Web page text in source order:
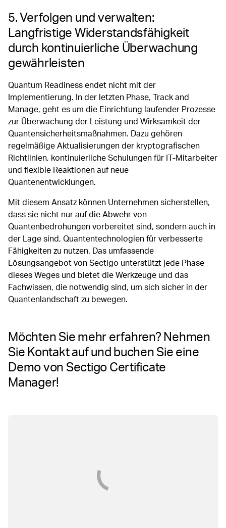
5. Verfolgen und verwalten:
Langfristige Widerstandsfähigkeit
durch kontinuierliche Überwachung
gewährleisten
Quantum Readiness endet nicht mit der
Implementierung. In der letzten Phase, Track and
Manage, geht es um die Einrichtung laufender Prozesse
zur Überwachung der Leistung und Wirksamkeit der
Quantensicherheitsmaßnahmen. Dazu gehören
regelmäßige Aktualisierungen der kryptografischen
Richtlinien, kontinuierliche Schulungen für IT-Mitarbeiter
und flexible Reaktionen auf neue
Quantenentwicklungen.
Mit diesem Ansatz können Unternehmen sicherstellen,
dass sie nicht nur auf die Abwehr von
Quantenbedrohungen vorbereitet sind, sondern auch in
der Lage sind, Quantentechnologien für verbesserte
Fähigkeiten zu nutzen. Das umfassende
Lösungsangebot von Sectigo unterstützt jede Phase
dieses Weges und bietet die Werkzeuge und das
Fachwissen, die notwendig sind, um sich sicher in der
Quantenlandschaft zu bewegen.
Möchten Sie mehr erfahren? Nehmen
Sie Kontakt auf und buchen Sie eine
Demo von Sectigo Certificate
Manager!